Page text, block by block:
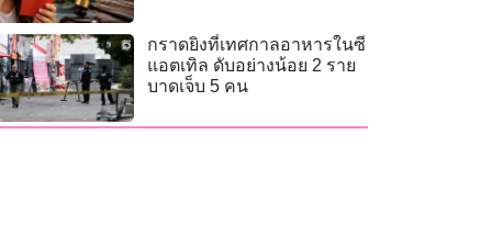
กราดยิงที่เทศกาลอาหารในซี
แอตเทิล ดับอย่างน้อย 2 ราย
บาดเจ็บ 5 คน